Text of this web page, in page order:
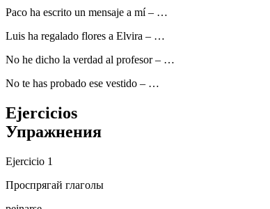
Paco ha escrito un mensaje a mí– …
Luis ha regalado flores a Elvira – …
No he dicho la verdad al profesor– …
No te has probado ese vestido – …
Ejercicios
Упражнения
Ejercicio 1
Проспрягай глаголы